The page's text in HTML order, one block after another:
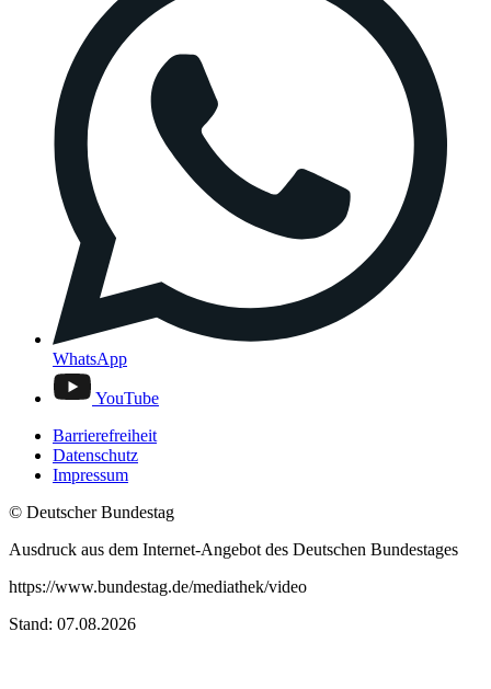
WhatsApp
YouTube
Barrierefreiheit
Datenschutz
Impressum
© Deutscher Bundestag
Ausdruck aus dem Internet-Angebot des Deutschen Bundestages
https://www.bundestag.de/mediathek/video
Stand: 07.08.2026